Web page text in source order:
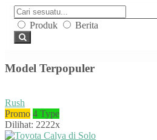
Produk Berita
Model Terpopuler
Rush
Promo 4 Type
Dilihat: 2222x